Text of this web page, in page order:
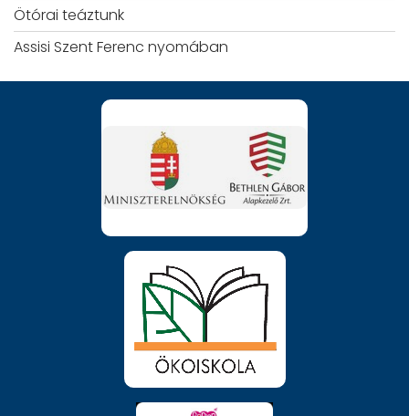
Ötórai teáztunk
Assisi Szent Ferenc nyomában